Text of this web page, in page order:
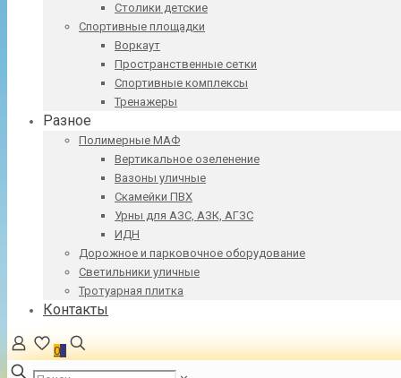
Столики детские
Спортивные площадки
Воркаут
Пространственные сетки
Спортивные комплексы
Тренажеры
Разное
Полимерные МАФ
Вертикальное озеленение
Вазоны уличные
Скамейки ПВХ
Урны для АЗС, АЗК, АГЗС
ИДН
Дорожное и парковочное оборудование
Светильники уличные
Тротуарная плитка
Контакты
00